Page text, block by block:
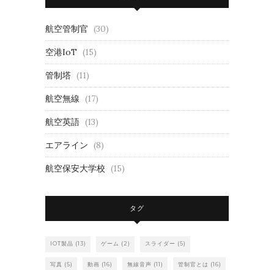
航空管制官 (30)
空港IoT (15)
管制塔 (11)
航空無線 (17)
航空英語 (13)
エアライン (8)
航空保安大学校 (15)
タグ
IOT製品 (13) ゲーム (2) スライダー (5)
写真 (5) 動画 (16) 無線音声 (11) 管制官とは (16)